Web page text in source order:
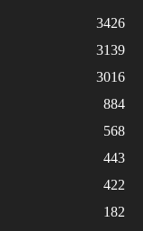
3426
3139
3016
884
568
443
422
182